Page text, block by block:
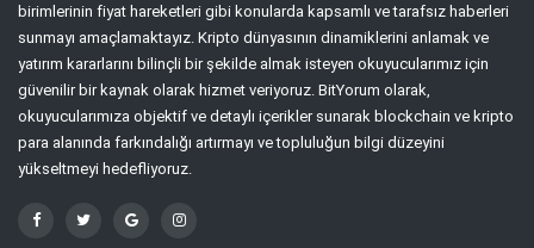
birimlerinin fiyat hareketleri gibi konularda kapsamlı ve tarafsız haberleri
sunmayı amaçlamaktayız. Kripto dünyasının dinamiklerini anlamak ve
yatırım kararlarını bilinçli bir şekilde almak isteyen okuyucularımız için
güvenilir bir kaynak olarak hizmet veriyoruz. BitYorum olarak,
okuyucularımıza objektif ve detaylı içerikler sunarak blockchain ve kripto
para alanında farkındalığı artırmayı ve topluluğun bilgi düzeyini
yükseltmeyi hedefliyoruz.